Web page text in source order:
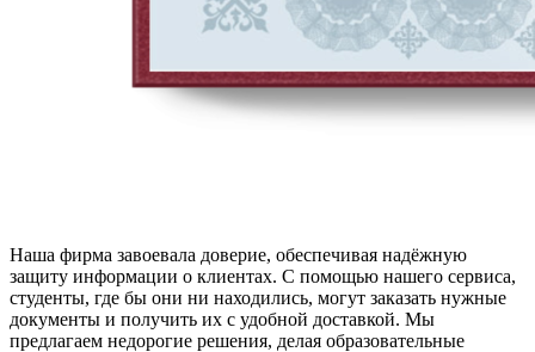
Наша фирма завоевала доверие, обеспечивая надёжную
защиту информации о клиентах. С помощью нашего сервиса,
студенты, где бы они ни находились, могут заказать нужные
документы и получить их с удобной доставкой. Мы
предлагаем недорогие решения, делая образовательные